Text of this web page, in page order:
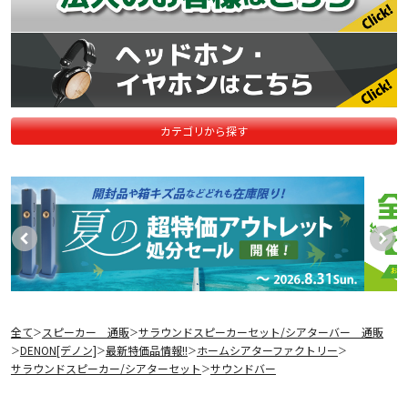
カテゴリから探す
全て＞ スピーカー 通販＞サラウンドスピーカーセット/シアターバー 通販
＞DENON[デノン]＞最新特価品情報!!＞ホームシアターファクトリー＞
サラウンドスピーカー/シアターセット ＞サウンドバー